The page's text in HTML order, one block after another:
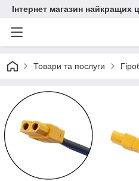
Інтернет магазин найкращих
Товари та послуги